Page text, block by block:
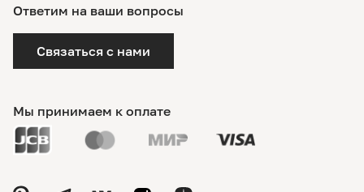
Мы принимаем к оплате
Ответим на ваши вопросы
Связаться с нами